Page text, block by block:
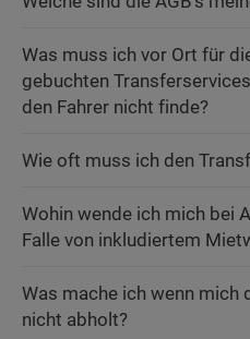
Was muss ich vor Ort für
gebuchten
den Fahrer nicht finde?
Wie oft muss ich den
Wohin wende ich mich bei
Falle von inkludiertem
Was mache ich wenn mich
nicht abholt?